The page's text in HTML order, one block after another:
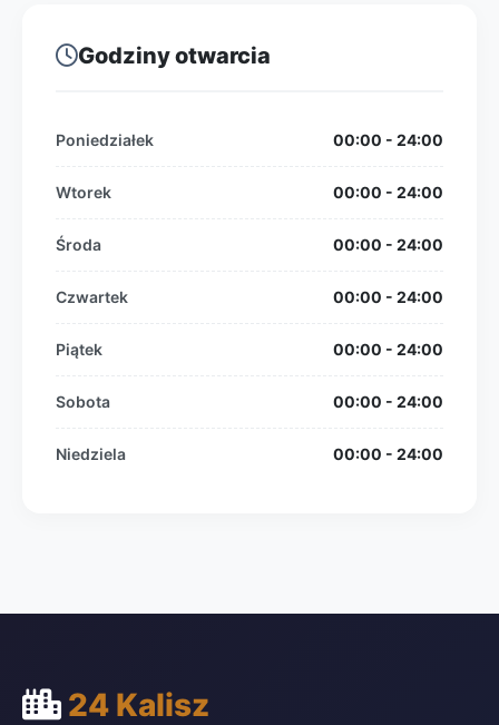
Godziny otwarcia
Poniedziałek 00:00 - 24:00
Wtorek 00:00 - 24:00
Środa 00:00 - 24:00
Czwartek 00:00 - 24:00
Piątek 00:00 - 24:00
Sobota 00:00 - 24:00
Niedziela 00:00 - 24:00
24 Kalisz